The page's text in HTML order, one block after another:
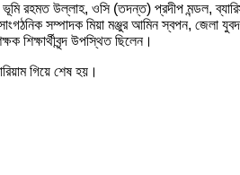
রহমত উল্লাহ, ওসি (তদন্ত) প্রদীপ মন্ডল,
সম্পাদক মিয়া মঞ্জুর আমিন স্বপন,
শিক্ষার্থীবৃন্দ উপস্থিত ছিলেন।
গিয়ে শেষ হয়।